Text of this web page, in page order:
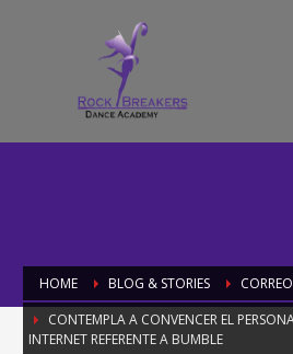
HOME BLOG & STORIES
CONTEMPLA A CONVENCER EL
INTERNET REFERENTE A BUMBLE